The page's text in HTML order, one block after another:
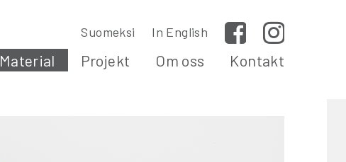
Suomeksi In English Facebook
Material Projekt Om oss Kontakt